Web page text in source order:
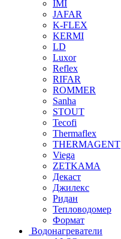
IMI
JAFAR
K-FLEX
KERMI
LD
Luxor
Reflex
RIFAR
ROMMER
Sanha
STOUT
Tecofi
Thermaflex
THERMAGENT
Viega
ZETKAMA
Декаст
Джилекс
Ридан
Тепловодомер
Формат
Водонагреватели